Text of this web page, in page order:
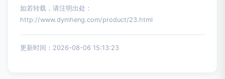
如若转载，请注明出处：
http://www.dymheng.com/product/23.html
更新时间：2026-08-06 15:13:23